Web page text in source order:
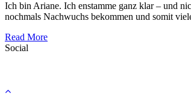
Ich bin Ariane. Ich enstamme ganz klar – und
nochmals Nachwuchs bekommen und somit
Read More
Social